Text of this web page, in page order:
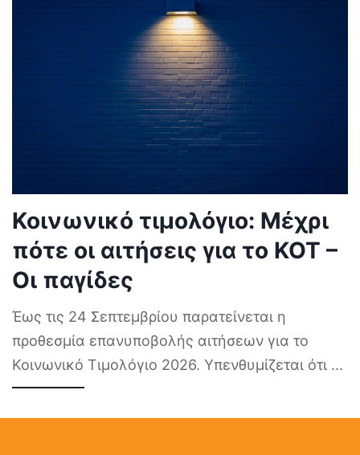
Κοινωνικό τιμολόγιο: Μέχρι
πότε οι αιτήσεις για το ΚΟΤ –
Οι παγίδες
Έως τις 24 Σεπτεμβρίου παρατείνεται η
προθεσμία επανυποβολής αιτήσεων για το
Κοινωνικό Τιμολόγιο 2026. Υπενθυμίζεται ότι ...